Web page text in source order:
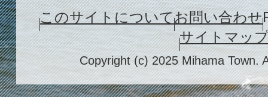
このサイトについてお問い合わせ
サイトマッ
Copyright (c) 2025 Mihama Town.